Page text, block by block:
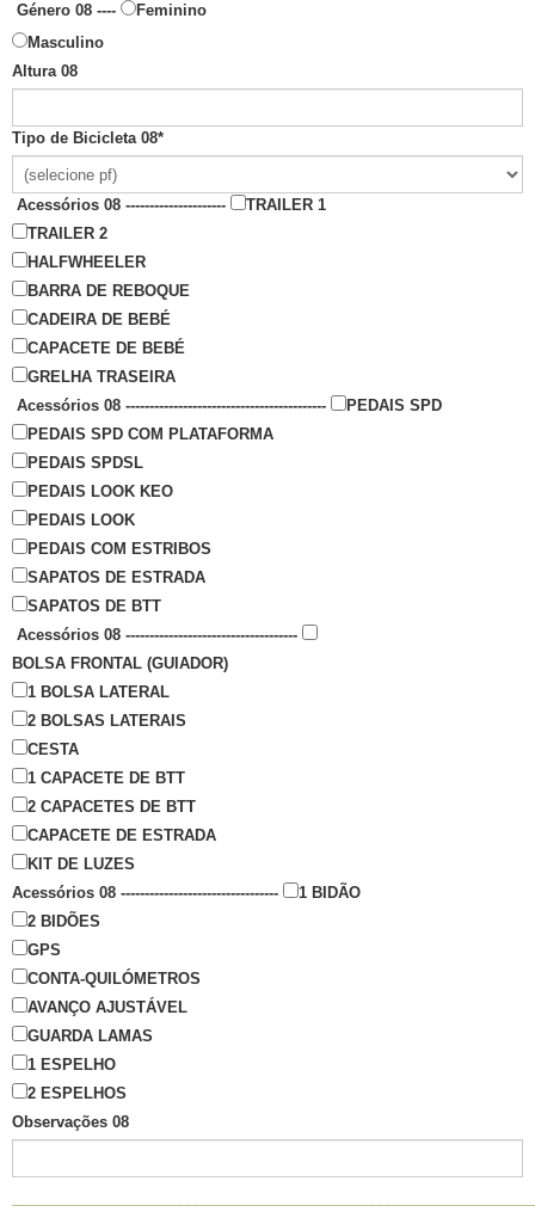
Género 08 ----
Feminino
Masculino
Altura 08
Tipo de Bicicleta 08*
Acessórios 08 ---------------------
TRAILER 1
TRAILER 2
HALFWHEELER
BARRA DE REBOQUE
CADEIRA DE BEBÉ
CAPACETE DE BEBÉ
GRELHA TRASEIRA
Acessórios 08 ------------------------------------------
PEDAIS SPD
PEDAIS SPD COM PLATAFORMA
PEDAIS SPDSL
PEDAIS LOOK KEO
PEDAIS LOOK
PEDAIS COM ESTRIBOS
SAPATOS DE ESTRADA
SAPATOS DE BTT
Acessórios 08 ------------------------------------
BOLSA FRONTAL (GUIADOR)
1 BOLSA LATERAL
2 BOLSAS LATERAIS
CESTA
1 CAPACETE DE BTT
2 CAPACETES DE BTT
CAPACETE DE ESTRADA
KIT DE LUZES
Acessórios 08 ---------------------------------
1 BIDÃO
2 BIDÕES
GPS
CONTA-QUILÓMETROS
AVANÇO AJUSTÁVEL
GUARDA LAMAS
1 ESPELHO
2 ESPELHOS
Observações 08